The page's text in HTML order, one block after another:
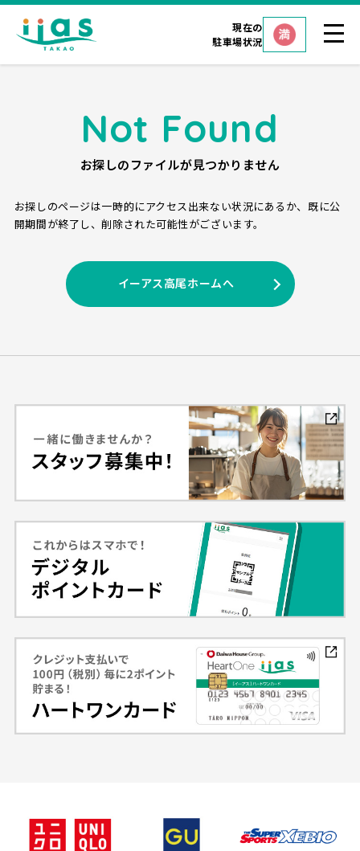
現在の
駐車場状況
Not Found
お探しのファイルが見つかりません
お探しのページは一時的にアクセス出来ない状況にあるか、既に公
開期間が終了し、削除された可能性がございます。
イーアス高尾ホームへ